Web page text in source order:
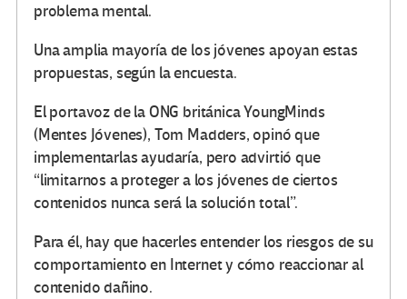
problema mental.
Una amplia mayoría de los jóvenes apoyan estas
propuestas, según la encuesta.
El portavoz de la ONG británica YoungMinds
(Mentes Jóvenes), Tom Madders, opinó que
implementarlas ayudaría, pero advirtió que
“limitarnos a proteger a los jóvenes de ciertos
contenidos nunca será la solución total”.
Para él, hay que hacerles entender los riesgos de su
comportamiento en Internet y cómo reaccionar al
contenido dañino.